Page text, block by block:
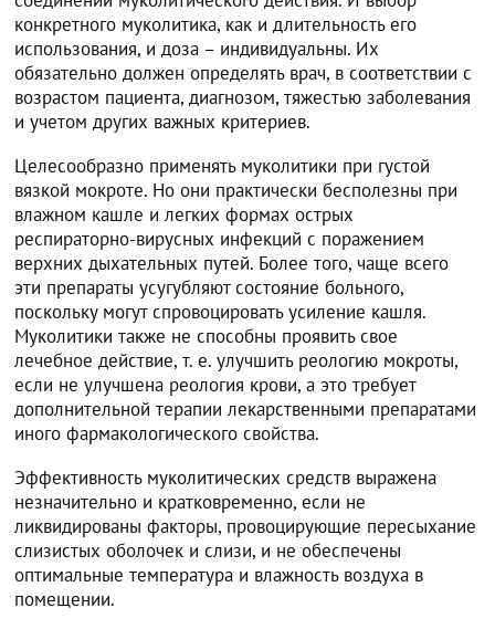
конкретного муколитика, как и длительность его
использования, и доза – индивидуальны. Их
обязательно должен определять врач, в соответствии с
возрастом пациента, диагнозом, тяжестью заболевания
и учетом других важных критериев.
Целесообразно применять муколитики при густой
вязкой мокроте. Но они практически бесполезны при
влажном кашле и легких формах острых
респираторно-вирусных инфекций с поражением
верхних дыхательных путей. Более того, чаще всего
эти препараты усугубляют состояние больного,
поскольку могут спровоцировать усиление кашля.
Муколитики также не способны проявить свое
лечебное действие, т. е. улучшить реологию мокроты,
если не улучшена реология крови, а это требует
дополнительной терапии лекарственными препаратами
иного фармакологического свойства.
Эффективность муколитических средств выражена
незначительно и кратковременно, если не
ликвидированы факторы, провоцирующие пересыхание
слизистых оболочек и слизи, и не обеспечены
оптимальные температура и влажность воздуха в
помещении.